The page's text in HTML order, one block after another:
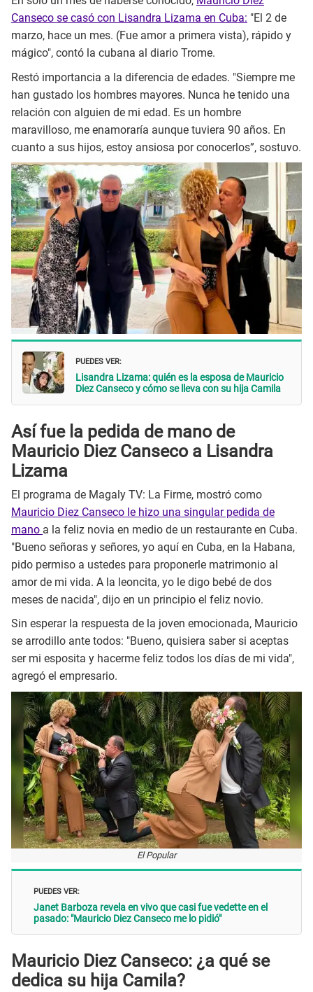
Canseco se casó con Lisandra Lizama en Cuba: "El 2 de
marzo, hace un mes. (Fue amor a primera vista), rápido y
mágico", contó la cubana al diario Trome.
Restó importancia a la diferencia de edades. "Siempre me
han gustado los hombres mayores. Nunca he tenido una
relación con alguien de mi edad. Es un hombre
maravilloso, me enamoraría aunque tuviera 90 años. En
cuanto a sus hijos, estoy ansiosa por conocerlos”, sostuvo.
PUEDES VER:
Lisandra Lizama: quién es la esposa de Mauricio
Diez Canseco y cómo se lleva con su hija Camila
Así fue la pedida de mano de
Mauricio Diez Canseco a Lisandra
Lizama
El programa de Magaly TV: La Firme, mostró como
Mauricio Diez Canseco le hizo una singular pedida de
mano a la feliz novia en medio de un restaurante en Cuba.
"Bueno señoras y señores, yo aquí en Cuba, en la Habana,
pido permiso a ustedes para proponerle matrimonio al
amor de mi vida. A la leoncita, yo le digo bebé de dos
meses de nacida", dijo en un principio el feliz novio.
Sin esperar la respuesta de la joven emocionada, Mauricio
se arrodillo ante todos: "Bueno, quisiera saber si aceptas
ser mi esposita y hacerme feliz todos los días de mi vida",
agregó el empresario.
El Popular
PUEDES VER:
Janet Barboza revela en vivo que casi fue vedette en el
pasado: "Mauricio Diez Canseco me lo pidió"
Mauricio Diez Canseco: ¿a qué se
dedica su hija Camila?